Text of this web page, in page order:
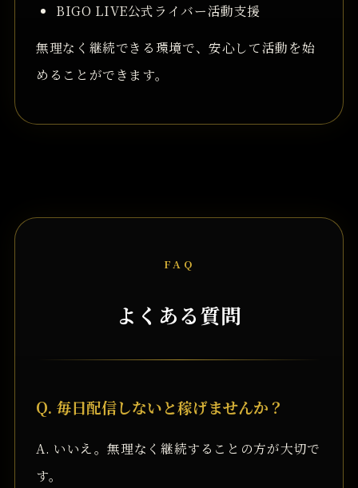
BIGO LIVE公式ライバー活動支援
無理なく継続できる環境で、安心して活動を始
めることができます。
FAQ
よくある質問
Q. 毎日配信しないと稼げませんか？
A. いいえ。無理なく継続することの方が大切で
す。